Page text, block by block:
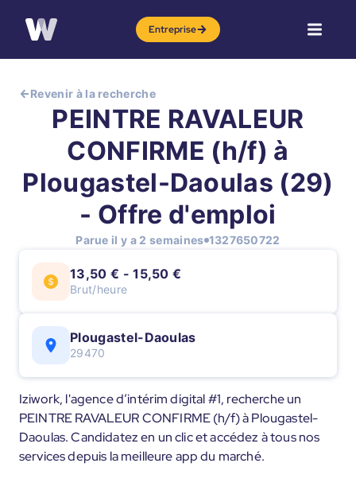
Entreprise
Revenir à la recherche
PEINTRE RAVALEUR
CONFIRME (h/f) à
Plougastel-Daoulas (29)
- Offre d'emploi
Parue il y a 2 semaines 1327650722
13,50 € - 15,50 €
Brut/heure
Plougastel-Daoulas
29470
Iziwork, l'agence d’intérim digital #1, recherche un
PEINTRE RAVALEUR CONFIRME (h/f) à Plougastel-
Daoulas. Candidatez en un clic et accédez à tous nos
services depuis la meilleure app du marché.